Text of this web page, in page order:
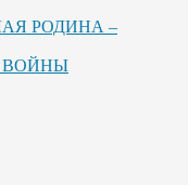
РОДИНА –
ВОЙНЫ